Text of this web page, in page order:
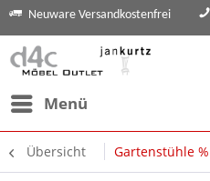
Neuware Versandkostenfrei
Menü
Übersicht Gartenstühle %